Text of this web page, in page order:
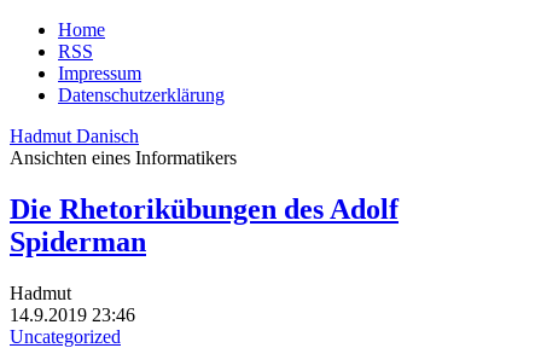
Home
RSS
Impressum
Datenschutzerklärung
Hadmut Danisch
Ansichten eines Informatikers
Die Rhetorikübungen des Adolf
Spiderman
Hadmut
14.9.2019 23:46
Uncategorized